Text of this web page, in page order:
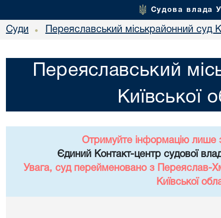
Судова влада
Суди • Переяславський міськрайонний суд
Переяславський
Київської
Отримуйте інформацію лише
Єдиний Контакт-центр судової
Увага, суд перейменовано з Переяслав-
Київської